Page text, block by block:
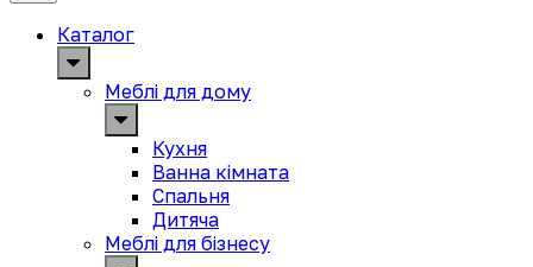
Каталог
Меблі для дому
Кухня
Ванна кімната
Спальня
Дитяча
Меблі для бізнесу